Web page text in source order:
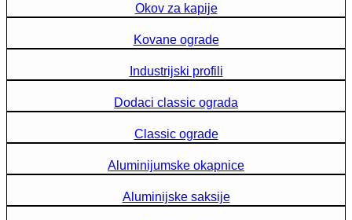
Okov za kapije
Kovane ograde
Industrijski profili
Dodaci classic ograda
Classic ograde
Aluminijumske okapnice
Aluminijske saksije